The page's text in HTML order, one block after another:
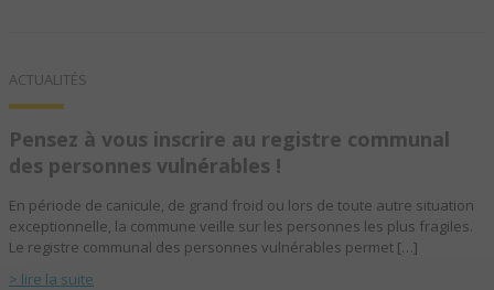
ACTUALITÉS
Pensez à vous inscrire au registre communal
des personnes vulnérables !
En période de canicule, de grand froid ou lors de toute autre situation
exceptionnelle, la commune veille sur les personnes les plus fragiles.
Le registre communal des personnes vulnérables permet […]
> lire la suite